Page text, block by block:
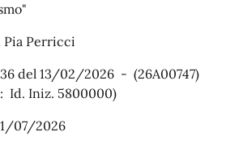
Perricci
del 13/02/2026 - (26A00747)
Id. Iniz. 5800000)
07/2026